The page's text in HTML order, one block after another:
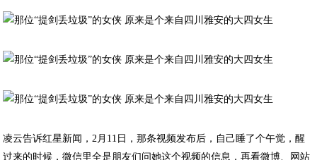
凌云告诉红星新闻，2月11日，那条视频发布后，自己睡了个午觉，醒
过来的时候，微信里全是朋友们问她这个视频的信息，再看微博、网站